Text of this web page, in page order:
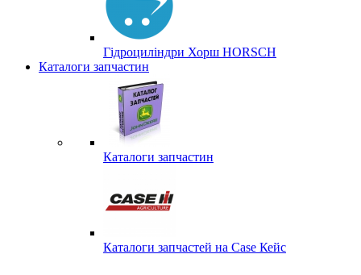
Гідроциліндри Хорш HORSCH
Каталоги запчастин
Каталоги запчастин
Каталоги запчастей на Case Кейс